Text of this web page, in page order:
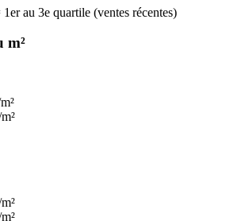
au 3e quartile (ventes récentes)
m²